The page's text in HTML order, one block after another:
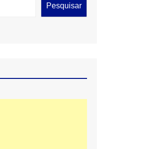
Pesquisar